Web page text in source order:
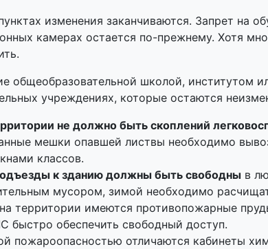
изменения заканчиваются. Запрет на
камерах остается по-прежнему. Хотя
общеобразовательной школой, институтом
учреждениях, которые остаются
не должно быть скоплений
мешки опавшей листвы необходимо
классов.
к зданию должны быть свободны в
мусором, зимой необходимо
территории имеются противопожарные
быстро обеспечить свободный доступ.
пожароопасностью отличаются кабинеты